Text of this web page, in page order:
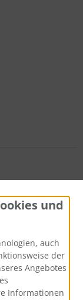
und
auch
der
Angebotes
Informationen